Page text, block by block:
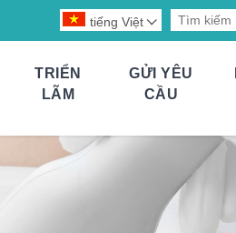
tiếng Việt 
TRIỂN
LÃM
GỬI YÊU
CẦU